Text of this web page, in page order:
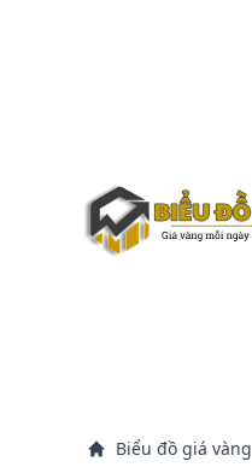
Biểu đồ giá vàng